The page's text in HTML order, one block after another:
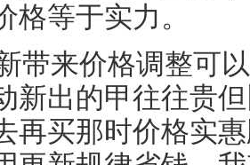
格等于实力。
带来价格调整可
新出的甲往往贵
再买那时价格实